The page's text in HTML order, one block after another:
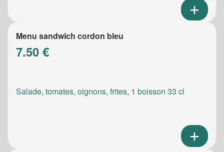
Menu sandwich cordon bleu
7.50 €
Salade, tomates, oignons, frites, 1 boisson 33 cl